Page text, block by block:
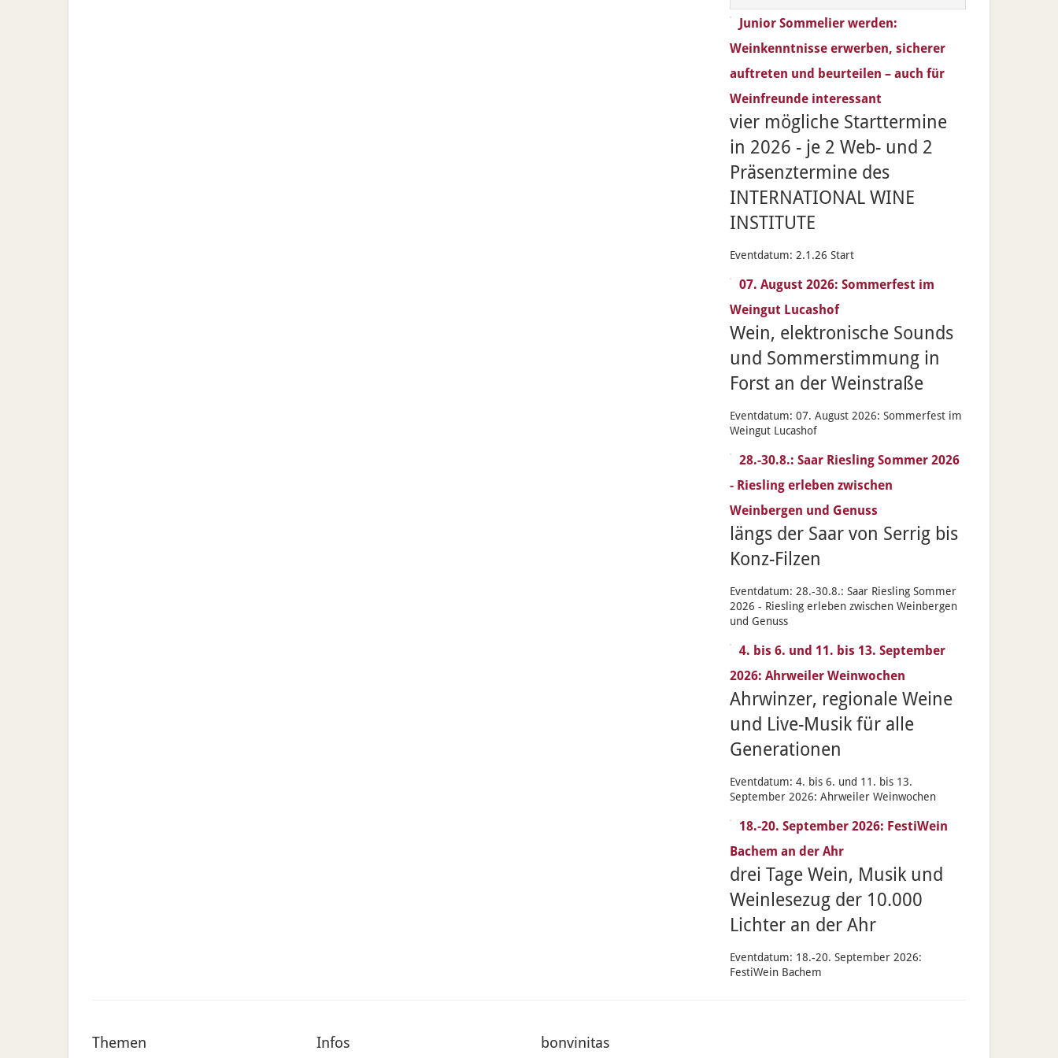
Junior Sommelier werden:
Weinkenntnisse erwerben, sicherer
auftreten und beurteilen – auch für
Weinfreunde interessant
vier mögliche Starttermine
in 2026 - je 2 Web- und 2
Präsenztermine des
INTERNATIONAL WINE
INSTITUTE
Eventdatum: 2.1.26 Start
07. August 2026: Sommerfest im
Weingut Lucashof
Wein, elektronische Sounds
und Sommerstimmung in
Forst an der Weinstraße
Eventdatum: 07. August 2026: Sommerfest im
Weingut Lucashof
28.-30.8.: Saar Riesling Sommer 2026
- Riesling erleben zwischen
Weinbergen und Genuss
längs der Saar von Serrig bis
Konz-Filzen
Eventdatum: 28.-30.8.: Saar Riesling Sommer
2026 - Riesling erleben zwischen Weinbergen
und Genuss
4. bis 6. und 11. bis 13. September
2026: Ahrweiler Weinwochen
Ahrwinzer, regionale Weine
und Live-Musik für alle
Generationen
Eventdatum: 4. bis 6. und 11. bis 13.
September 2026: Ahrweiler Weinwochen
18.-20. September 2026: FestiWein
Bachem an der Ahr
drei Tage Wein, Musik und
Weinlesezug der 10.000
Lichter an der Ahr
Eventdatum: 18.-20. September 2026:
FestiWein Bachem
Themen Infos bonvinitas